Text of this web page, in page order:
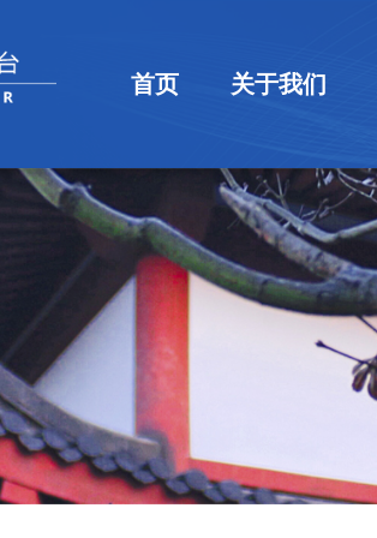
首页 关于我们
平台简介
组织机构
规章制度